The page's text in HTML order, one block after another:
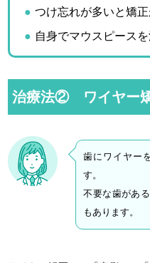
つけ忘れが多いと矯
自身でマウスピース
治療法② ワイヤー
歯にワイヤー
す。
不要な歯があ
もあります。